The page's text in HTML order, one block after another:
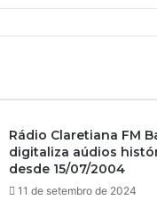
Rádio Claretiana FM
digitaliza aúdios
desde 15/07/2004
11 de setembro de 2024